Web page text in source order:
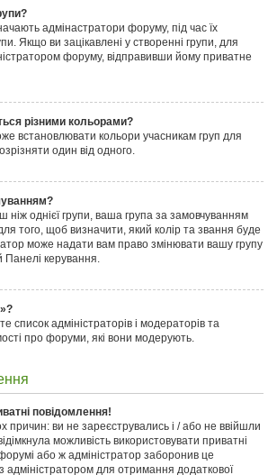
адмінастратори форуму, під час їх
Якщо ви зацікавлені у створенні групи, для
форуму, відправивши йому приватне
різними кольорами?
встановлювати кольори учасникам груп для
один від одного.
ніж однієї групи, ваша група за замовчуванням
того, щоб визначити, який колір та звання буде
може надати вам право змінювати вашу групу
Панелі керування.
список адміністраторів і модераторів та
про форуми, які вони модерують.
повідомлення!
причин: ви не зареєструвались і / або не ввійшли
можливість використовувати приватні
або ж адміністратор заборонив це
адміністратором для отримання додаткової